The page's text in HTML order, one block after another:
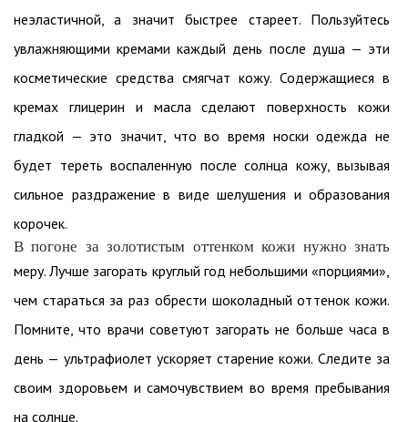
неэластичной, а значит быстрее стареет. Пользуйтесь
увлажняющими кремами каждый день после душа — эти
косметические средства смягчат кожу. Содержащиеся в
кремах глицерин и масла сделают поверхность кожи
гладкой — это значит, что во время носки одежда не
будет тереть воспаленную после солнца кожу, вызывая
сильное раздражение в виде шелушения и образования
корочек.
В погоне за золотистым оттенком кожи нужно знать
меру. Лучше загорать круглый год небольшими «порциями»,
чем стараться за раз обрести шоколадный оттенок кожи.
Помните, что врачи советуют загорать не больше часа в
день — ультрафиолет ускоряет старение кожи. Следите за
своим здоровьем и самочувствием во время пребывания
на солнце.